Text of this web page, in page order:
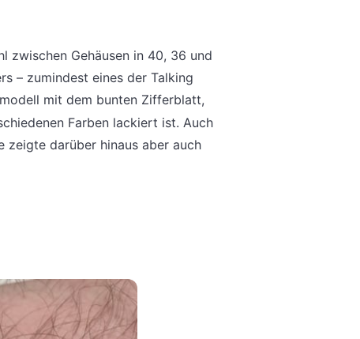
zwischen Gehäusen in 40, 36 und
– zumindest eines der Talking
mit dem bunten Zifferblatt,
Farben lackiert ist. Auch
zeigte darüber hinaus aber auch